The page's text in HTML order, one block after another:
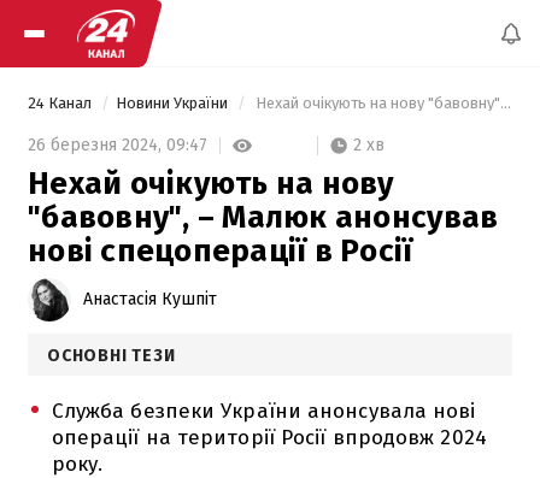
24 Канал Новини України Нехай очікують на нову "бавовну", – Малюк анонсував нові спецоперації в Росії
26 березня 2024, 09:47 2 хв
Нехай очікують на нову
"бавовну", – Малюк анонсував
нові спецоперації в Росії
Анастасія Кушпіт
ОСНОВНІ ТЕЗИ
Служба безпеки України анонсувала нові
операції на території Росії впродовж 2024
року.